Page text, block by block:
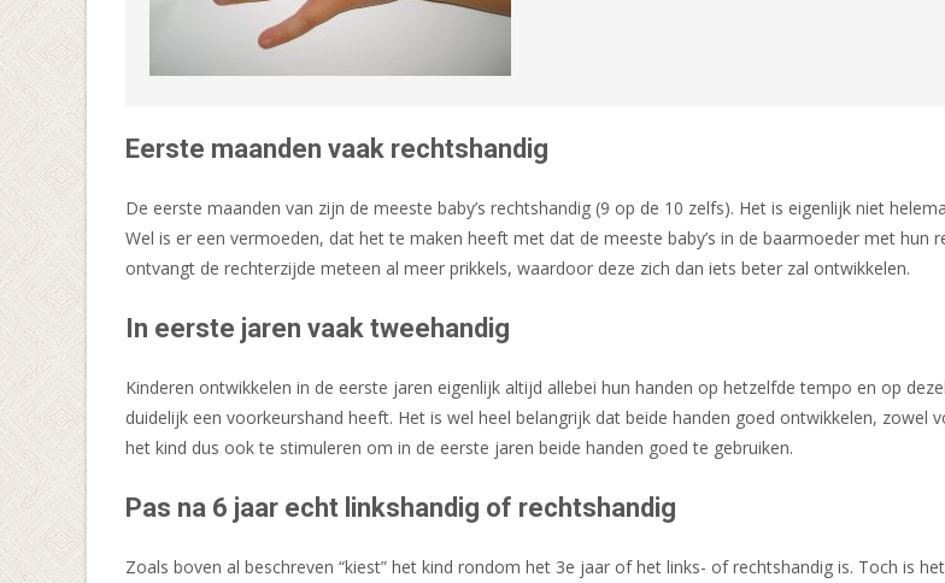
Eerste maanden vaak rechtshandig
De eerste maanden van zijn de meeste baby’s rechtshandig (9 op de 10 zelfs). Het is eigenlijk niet
Wel is er een vermoeden, dat het te maken heeft met dat de meeste baby’s in de baarmoeder met
ontvangt de rechterzijde meteen al meer prikkels, waardoor deze zich dan iets beter zal ontwikkelen.
In eerste jaren vaak tweehandig
Kinderen ontwikkelen in de eerste jaren eigenlijk altijd allebei hun handen op hetzelfde tempo en op
duidelijk een voorkeurshand heeft. Het is wel heel belangrijk dat beide handen goed ontwikkelen,
het kind dus ook te stimuleren om in de eerste jaren beide handen goed te gebruiken.
Pas na 6 jaar echt linkshandig of rechtshandig
Zoals boven al beschreven “kiest” het kind rondom het 3e jaar of het links- of rechtshandig is. Toch is